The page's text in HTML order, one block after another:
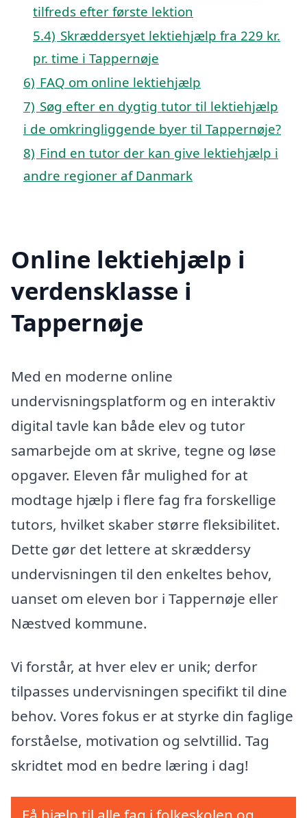
tilfreds efter første lektion
5.4) Skræddersyet lektiehjælp fra 229 kr.
pr. time i Tappernøje
6) FAQ om online lektiehjælp
7) Søg efter en dygtig tutor til lektiehjælp
i de omkringliggende byer til Tappernøje?
8) Find en tutor der kan give lektiehjælp i
andre regioner af Danmark
Online lektiehjælp i
verdensklasse i
Tappernøje
Med en moderne online
undervisningsplatform og en interaktiv
digital tavle kan både elev og tutor
samarbejde om at skrive, tegne og løse
opgaver. Eleven får mulighed for at
modtage hjælp i flere fag fra forskellige
tutors, hvilket skaber større fleksibilitet.
Dette gør det lettere at skræddersy
undervisningen til den enkeltes behov,
uanset om eleven bor i Tappernøje eller
Næstved kommune.
Vi forstår, at hver elev er unik; derfor
tilpasses undervisningen specifikt til dine
behov. Vores fokus er at styrke din faglige
forståelse, motivation og selvtillid. Tag
skridtet mod en bedre læring i dag!